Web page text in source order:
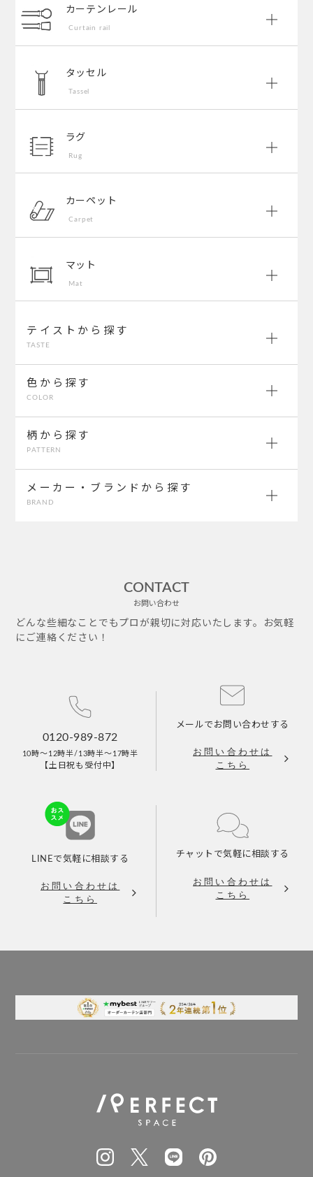
カーテンレール
Curtain rail
タッセル
Tassel
ラグ
Rug
カーペット
Carpet
マット
Mat
テイストから探す
TASTE
色から探す
COLOR
柄から探す
PATTERN
メーカー・ブランドから探す
BRAND
CONTACT
お問い合わせ
どんな些細なことでもプロが親切に対応いたします。お気軽
にご連絡ください！
0120-989-872
10時～12時半/13時半～17時半
【土日祝も受付中】
メールで お問い合わせする
お問い合わせは
こちら
LINEで気軽に相談する
お問い合わせは
こちら
チャットで気軽に相談する
お問い合わせは
こちら